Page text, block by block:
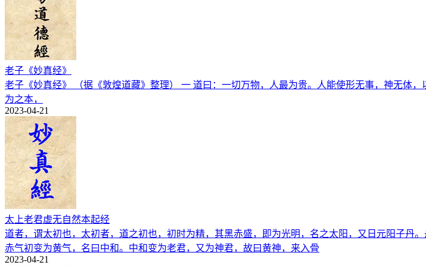
老子《妙真经》
老子《妙真经》 （据《敦煌道藏》整理） 一 道曰：一切万物，人最为贵。人能使形无事，神无体
为之本，
2023-04-21
太上老君虚无自然本起经
道者，谓太初也，太初者，道之初也，初时为精，其黑赤盛，即为光明，名之太阳，又日元阳子丹
赤气初变为黄气，名曰中和。中和变为老君，又为神君，故曰黄神，来入骨
2023-04-21